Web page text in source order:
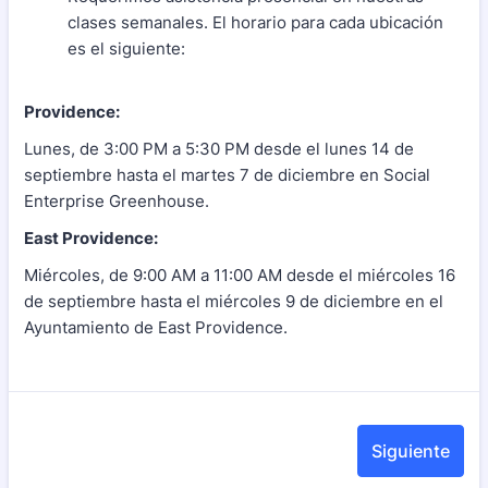
clases semanales. El horario para cada ubicación
es el siguiente:
Providence:
Lunes, de 3:00 PM a 5:30 PM desde el lunes 14 de
septiembre hasta el martes 7 de diciembre en Social
Enterprise Greenhouse.
East Providence:
Miércoles, de 9:00 AM a 11:00 AM desde el miércoles 16
de septiembre hasta el miércoles 9 de diciembre en el
Ayuntamiento de East Providence.
Siguiente